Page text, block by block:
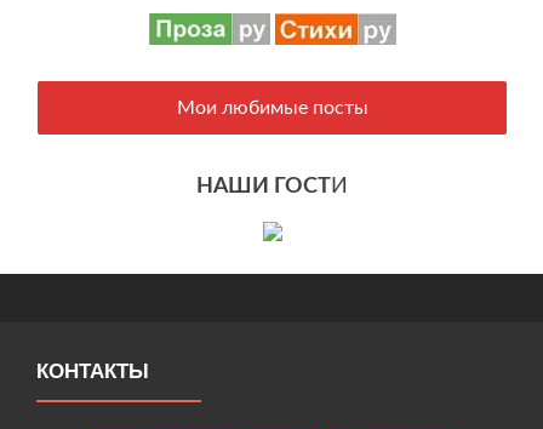
Мои любимые посты
НАШИ ГОСТИ
КОНТАКТЫ